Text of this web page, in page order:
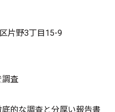
片野3丁目15-9
調査
的な調査と分厚い報告書